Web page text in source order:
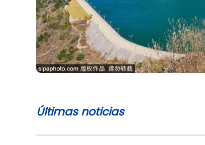
Últimas noticias